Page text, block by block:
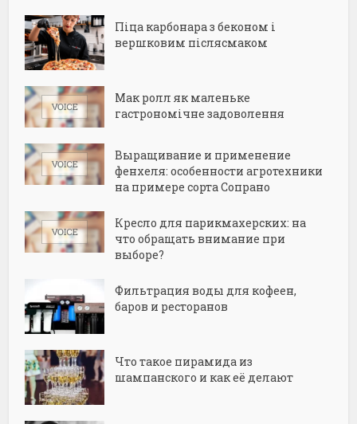
Піца карбонара з беконом і
вершковим післясмаком
Мак ролл як маленьке
гастрономічне задоволення
Выращивание и применение
фенхеля: особенности агротехники
на примере сорта Сопрано
Кресло для парикмахерских: на
что обращать внимание при
выборе?
Фильтрация воды для кофеен,
баров и ресторанов
Что такое пирамида из
шампанского и как её делают